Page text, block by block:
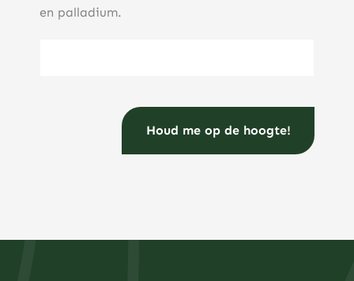
en palladium.